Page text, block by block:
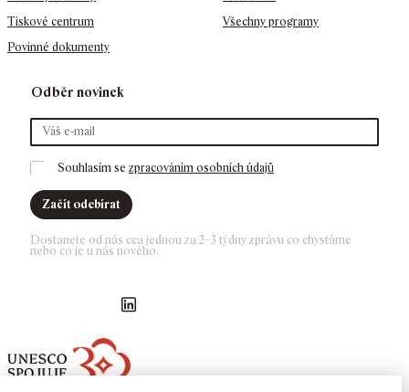
Tiskové centrum
Povinné dokumenty
Všechny programy
Odběr novinek
Souhlasím se zpracováním osobních údajů
Začít odebírat
Dostanete od nás cca jednou za 2–3 týdny zprávu co chystáme
nebo co je u nás nového.
GASK InstagramGASK YouTube kanál